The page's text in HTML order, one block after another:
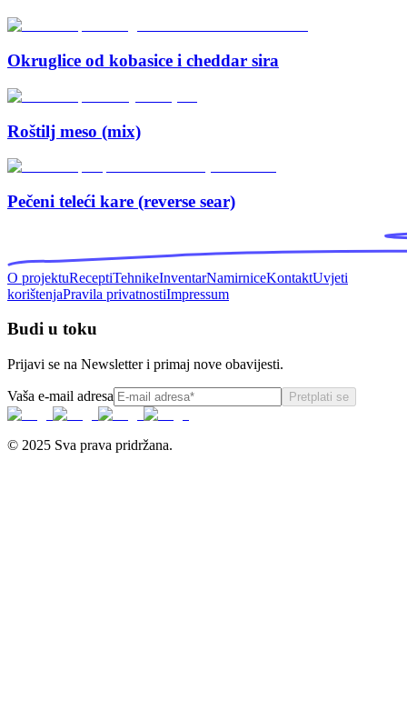
Okruglice od kobasice i cheddar sira
Roštilj meso (mix)
Pečeni teleći kare (reverse sear)
O projektuReceptiTehnikeInventarNamirniceKontaktUvjeti
korištenjaPravila privatnostiImpressum
Budi u toku
Prijavi se na Newsletter i primaj nove obavijesti.
Vaša e-mail adresa Pretplati se
© 2025 Sva prava pridržana.